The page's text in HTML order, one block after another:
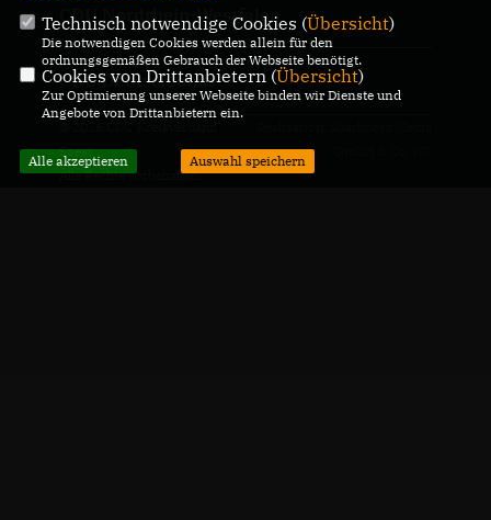
CDU Nordrhein-Westfalen
CDU Deutschlands
Soest
Alle Rechte vorbehalten.
Technisch notwendige Cookies (Übersicht)
Die notwendigen Cookies werden allein für den
ordnungsgemäßen Gebrauch der Webseite benötigt.
Cookies von Drittanbietern (Übersicht)
Zur Optimierung unserer Webseite binden wir Dienste und
Angebote von Drittanbietern ein.
Alle akzeptieren Auswahl speichern